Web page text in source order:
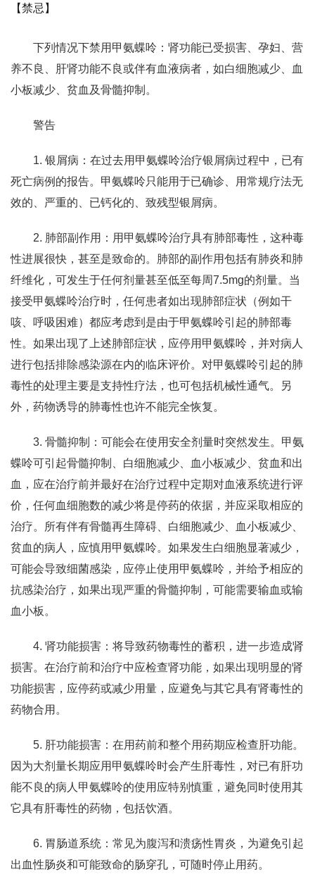
【禁忌】
下列情况下禁用甲氨蝶呤：肾功能已受损害、孕妇、营
养不良、肝肾功能不良或伴有血液病者，如白细胞减少、血
小板减少、贫血及骨髓抑制。
警告
1. 银屑病：在过去用甲氨蝶呤治疗银屑病过程中，已有
死亡病例的报告。甲氨蝶呤只能用于已确诊、用常规疗法无
效的、严重的、已钙化的、致残型银屑病。
2. 肺部副作用：用甲氨蝶呤治疗具有肺部毒性，这种毒
性进展很快，甚至是致命的。肺部的副作用包括有肺炎和肺
纤维化，可发生于任何剂量甚至低至每周7.5mg的剂量。当
接受甲氨蝶呤治疗时，任何患者如出现肺部症状（例如干
咳、呼吸困难）都应考虑到是由于甲氨蝶呤引起的肺部毒
性。如果出现了上述肺部症状，应停用甲氨蝶呤，并对病人
进行包括排除感染源在内的临床评价。对甲氨蝶呤引起的肺
毒性的处理主要是支持性疗法，也可包括机械性通气。另
外，药物诱导的肺毒性也许不能完全恢复。
3. 骨髓抑制：可能会在使用安全剂量时突然发生。甲氨
蝶呤可引起骨髓抑制、白细胞减少、血小板减少、贫血和出
血，应在治疗前并最好在治疗过程中定期对血液系统进行评
价，任何血细胞数的减少将是停药的依据，并应采取相应的
治疗。所有伴有骨髓再生障碍、白细胞减少、血小板减少、
贫血的病人，应慎用甲氨蝶呤。如果发生白细胞显著减少，
可能会导致细菌感染，应停止使用甲氨蝶呤，并给予相应的
抗感染治疗，如果出现严重的骨髓抑制，可能需要输血或输
血小板。
4. 肾功能损害：将导致药物毒性的蓄积，进一步造成肾
损害。在治疗前和治疗中应检查肾功能，如果出现明显的肾
功能损害，应停药或减少用量，应避免与其它具有肾毒性的
药物合用。
5. 肝功能损害：在用药前和整个用药期应检查肝功能。
因为大剂量长期应用甲氨蝶呤时会产生肝毒性，对已有肝功
能不良的病人甲氨蝶呤的使用应特别慎重，避免同时使用其
它具有肝毒性的药物，包括饮酒。
6. 胃肠道系统：常见为腹泻和溃疡性胃炎，为避免引起
出血性肠炎和可能致命的肠穿孔，可随时停止用药。